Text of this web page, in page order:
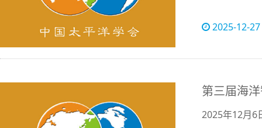
2025-12-27
第三届海
2025年12月6